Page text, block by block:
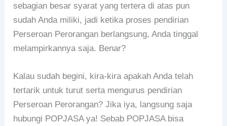
sebagian besar syarat yang tertera di atas pun
sudah Anda miliki, jadi ketika proses pendirian
Perseroan Perorangan berlangsung, Anda tinggal
melampirkannya saja. Benar?
Kalau sudah begini, kira-kira apakah Anda telah
tertarik untuk turut serta mengurus pendirian
Perseroan Perorangan? Jika iya, langsung saja
hubungi POPJASA ya! Sebab POPJASA bisa